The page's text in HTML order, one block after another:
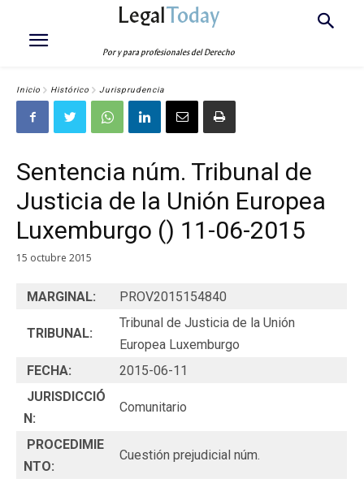
LegalToday
Por y para profesionales del Derecho
Inicio Histórico Jurisprudencia
Sentencia núm. Tribunal de
Justicia de la Unión Europea
Luxemburgo () 11-06-2015
15 octubre 2015
MARGINAL: PROV2015154840
TRIBUNAL:
Tribunal de Justicia de la Unión
Europea Luxemburgo
FECHA:
2015-06-11
JURISDICCIÓ
N:
Comunitario
PROCEDIMIE
NTO:
Cuestión prejudicial núm.